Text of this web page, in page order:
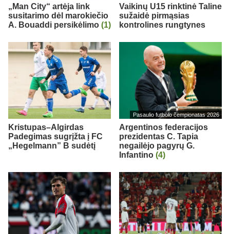
„Man City“ artėja link
susitarimo dėl marokiečio
A. Bouaddi persikėlimo (1)
Vaikinų U15 rinktinė Taline
sužaidė pirmąsias
kontrolines rungtynes
Kristupas–Algirdas
Padegimas sugrįžta į FC
„Hegelmann” B sudėtį
Pasaulio futbolo čempionatas 2026
Argentinos federacijos
prezidentas C. Tapia
negailėjo pagyrų G.
Infantino (4)